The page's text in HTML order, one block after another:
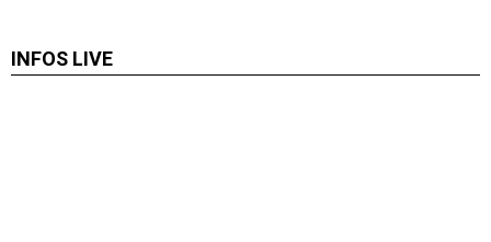
INFOS LIVE